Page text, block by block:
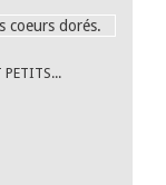
PETITS...